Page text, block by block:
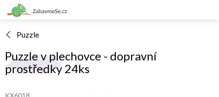
Přejít
na
Puzzle
Puzzle v plechovce - dopravní
prostředky 24ks